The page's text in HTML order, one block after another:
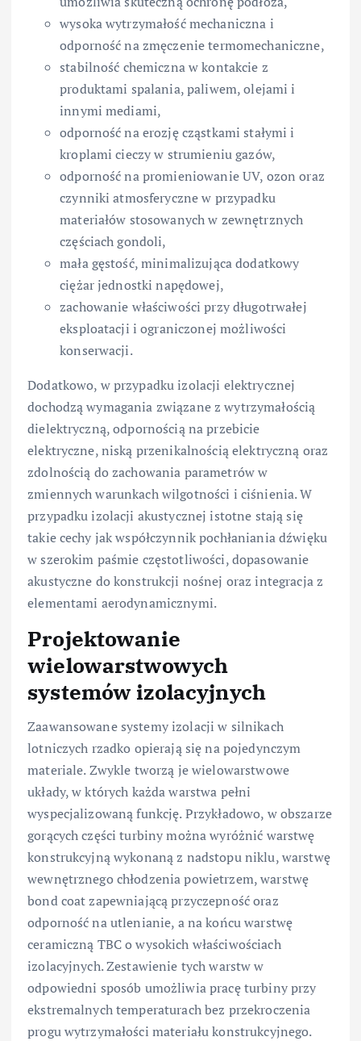
wysoka wytrzymałość mechaniczna i
odporność na zmęczenie termomechaniczne,
stabilność chemiczna w kontakcie z
produktami spalania, paliwem, olejami i
innymi mediami,
odporność na erozję cząstkami stałymi i
kroplami cieczy w strumieniu gazów,
odporność na promieniowanie UV, ozon oraz
czynniki atmosferyczne w przypadku
materiałów stosowanych w zewnętrznych
częściach gondoli,
mała gęstość, minimalizująca dodatkowy
ciężar jednostki napędowej,
zachowanie właściwości przy długotrwałej
eksploatacji i ograniczonej możliwości
konserwacji.
Dodatkowo, w przypadku izolacji elektrycznej
dochodzą wymagania związane z wytrzymałością
dielektryczną, odpornością na przebicie
elektryczne, niską przenikalnością elektryczną oraz
zdolnością do zachowania parametrów w
zmiennych warunkach wilgotności i ciśnienia. W
przypadku izolacji akustycznej istotne stają się
takie cechy jak współczynnik pochłaniania dźwięku
w szerokim paśmie częstotliwości, dopasowanie
akustyczne do konstrukcji nośnej oraz integracja z
elementami aerodynamicznymi.
Projektowanie
wielowarstwowych
systemów izolacyjnych
Zaawansowane systemy izolacji w silnikach
lotniczych rzadko opierają się na pojedynczym
materiale. Zwykle tworzą je wielowarstwowe
układy, w których każda warstwa pełni
wyspecjalizowaną funkcję. Przykładowo, w obszarze
gorących części turbiny można wyróżnić warstwę
konstrukcyjną wykonaną z nadstopu niklu, warstwę
wewnętrznego chłodzenia powietrzem, warstwę
bond coat zapewniającą przyczepność oraz
odporność na utlenianie, a na końcu warstwę
ceramiczną TBC o wysokich właściwościach
izolacyjnych. Zestawienie tych warstw w
odpowiedni sposób umożliwia pracę turbiny przy
ekstremalnych temperaturach bez przekroczenia
progu wytrzymałości materiału konstrukcyjnego.